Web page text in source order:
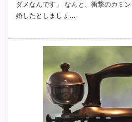
ダメなんです」 なんと、衝撃のカミ
婚したとしましょ…